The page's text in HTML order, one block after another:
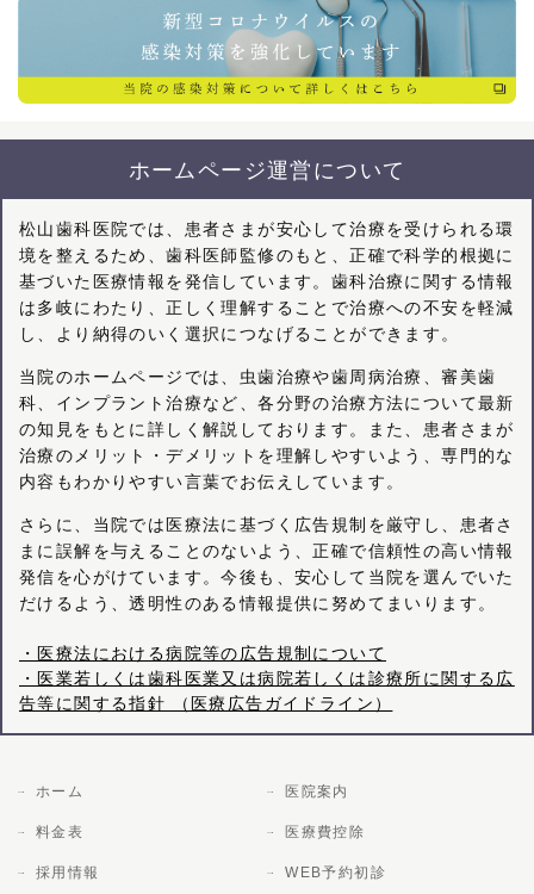
ホームページ運営について
松山歯科医院では、患者さまが安心して治療を受けられる環
境を整えるため、歯科医師監修のもと、正確で科学的根拠に
基づいた医療情報を発信しています。歯科治療に関する情報
は多岐にわたり、正しく理解することで治療への不安を軽減
し、より納得のいく選択につなげることができます。
当院のホームページでは、虫歯治療や歯周病治療、審美歯
科、インプラント治療など、各分野の治療方法について最新
の知見をもとに詳しく解説しております。また、患者さまが
治療のメリット・デメリットを理解しやすいよう、専門的な
内容もわかりやすい言葉でお伝えしています。
さらに、当院では医療法に基づく広告規制を厳守し、患者さ
まに誤解を与えることのないよう、正確で信頼性の高い情報
発信を心がけています。今後も、安心して当院を選んでいた
だけるよう、透明性のある情報提供に努めてまいります。
・医療法における病院等の広告規制について
・医業若しくは歯科医業又は病院若しくは診療所に関する広
告等に関する指針 （医療広告ガイドライン）
ホーム 医院案内
料金表 医療費控除
採用情報 WEB予約初診